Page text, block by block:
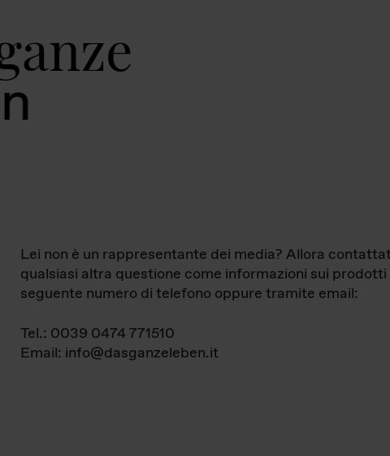
ganz
Lei non è un rappresentante dei media? Allora
qualsiasi altra questione come informazioni sui prodotti
seguente numero di telefono oppure tramite email:
Tel.: 0039 0474 771510
Email: info@dasganzeleben.it